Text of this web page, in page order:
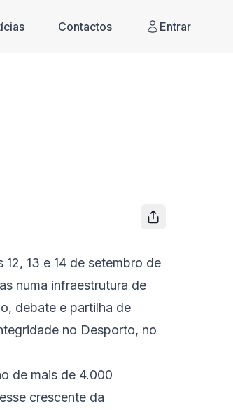
Contactos Entrar
13 e 14 de setembro de
numa infraestrutura de
debate e partilha de
no Desporto, no
de mais de 4.000
crescente da